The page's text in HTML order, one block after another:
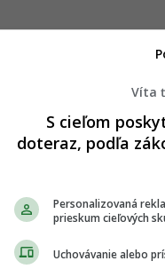
Víta
S cieľom
doteraz, podľa
Personalizovaná
prieskum cieľových
Uchovávanie alebo